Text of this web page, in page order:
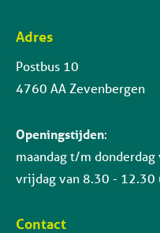
Contactinformatie
Adres
Postbus 10
4760 AA Zevenbergen
Openingstijden:
maandag t/m
vrijdag van 8.30 - 12.30
Contact